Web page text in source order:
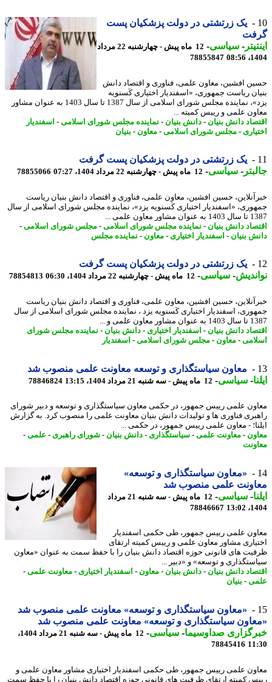
یک زرتشتی در دولت پزشکیان پست
-سیاسی-
12 ماه پیش - چهارشنبه 22 مرداد
78855847
افشین، معاون علمی، فناوری و اقتصاد دانش
ریاست جمهوری، «اسفندیار اختیاری کَسنویه
یزد»، نماینده مجلس شورای اسلامی از سال 1387 تا سال 1403 به عنوان مشاور
علمی و رییس کمیته ...
دانش بنیان-دانش بنیان-نماینده مجلس شورای اسلامی-اسفندیار
- مجلس شورای اسلامی-معاون-بنیان
یک زرتشتی در دولت پزشکیان پست گرفت
-سیاسی-12 ماه پیش - چهارشنبه 22 مرداد 1404، 07:27 78855066
حسین افشین، معاون علمی، فناوری و اقتصاد دانش بنیان ریاست
«اسفندیار اختیاری کَسنویه یزد»، نماینده مجلس شورای اسلامی از سال
معاون علمی ...
دانش بنیان-نماینده مجلس شورای اسلامی-مجلس شورای اسلامی-
بنیان-اسفندیار اختیاری- معاون-نماینده مجلس
یک زرتشتی در دولت پزشکیان پست گرفت
-سیاسی-12 ماه پیش - چهارشنبه 22 مرداد 1404، 06:30 78854813
حسین افشین، معاون علمی، فناوری و اقتصاد دانش بنیان ریاست
اسفندیار اختیاری کَسنویه یزد ، نماینده مجلس شورای اسلامی از سال
معاون علمی و ...
دانش بنیان-اسفندیار اختیاری- دانش بنیان-نماینده مجلس شورای
-معاون-مجلس شورای اسلامی-اسفندیار
معاون سیاستگذاری و توسعه معاونت علمی منصوب شد
-سیاسی-12 ماه پیش - سه شنبه 21 مرداد 1404، 13:15 78846824
علمی رییس جمهور، در حکمی معاون سیاستگذاری و توسعه و دبیر شورای
فناوری ها و تولیدات دانش بنیان معاونت علمی را منصوب کرد. به گزارش
- معاون علمی رییس جمهور، در حکمی ...
-معاونت علمی-سیاستگذاری- دانش بنیان-شورای راهبری- علمی-
«معاون سیاستگذاری و توسعه»
علمی منصوب شد
-سیاسی-
12 ماه پیش - سه شنبه 21 مرداد
78846667
علمی رییس جمهور، طی حکمی اسفندیار
مشاور معاون علمی و رییس کمیته ارتقای
های قانونی حوزه اقتصاد دانش بنیان را با حفظ سمت به عنوان «معاون
و توسعه» و «دبیر ...
دانش بنیان-دانش بنیان-معاون-اسفندیار اختیاری- معاونت علمی-
-بنیان
«معاون سیاستگذاری و توسعه» معاونت علمی منصوب شد
سیاستگذاری و توسعه» معاونت علمی منصوب شد
صداوسیما-سیاسی-
12 ماه پیش - سه شنبه 21 مرداد 1404،
78845416
علمی رییس جمهور، طی حکمی اسفندیار اختیاری مشاور معاون علمی و
کمیته ارتقای ظرفیت های قانونی حوزه اقتصاد دانش بنیان را با حفظ سمت